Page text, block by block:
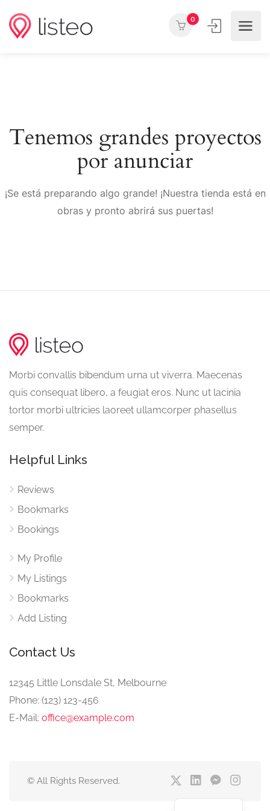
0
Tenemos grandes proyectos
por anunciar
¡Se está preparando algo grande! ¡Nuestra tienda está en
obras y pronto abrirá sus puertas!
Morbi convallis bibendum urna ut viverra. Maecenas
quis consequat libero, a feugiat eros. Nunc ut lacinia
tortor morbi ultricies laoreet ullamcorper phasellus
semper.
Helpful Links
Reviews
Bookmarks
Bookings
My Profile
My Listings
Bookmarks
Add Listing
Contact Us
12345 Little Lonsdale St, Melbourne
Phone: (123) 123-456
E-Mail: office@example.com
© All Rights Reserved.